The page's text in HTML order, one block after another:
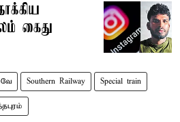
கைது
Southern Railway Special train